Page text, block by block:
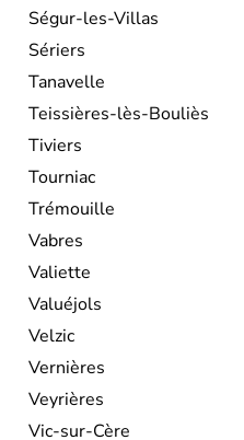
Ségur-les-Villas
Sériers
Tanavelle
Teissières-lès-Bouliès
Tiviers
Tourniac
Trémouille
Vabres
Valiette
Valuéjols
Velzic
Vernières
Veyrières
Vic-sur-Cère